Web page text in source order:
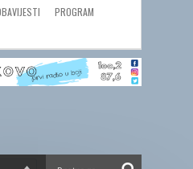
PROGRAM